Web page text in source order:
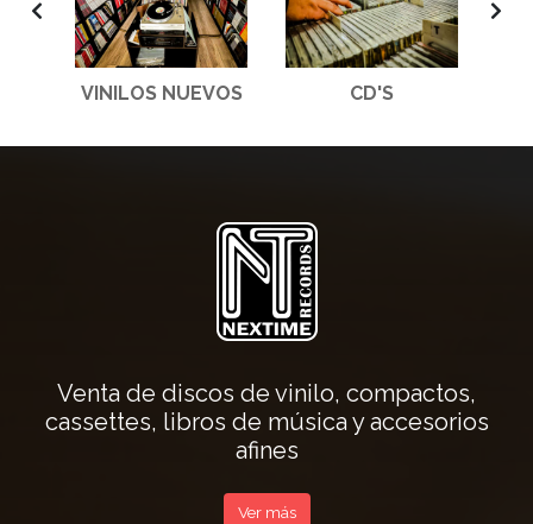
VINILOS NUEVOS CD'S
Venta de discos de vinilo, compactos,
cassettes, libros de música y accesorios
afines
Ver más